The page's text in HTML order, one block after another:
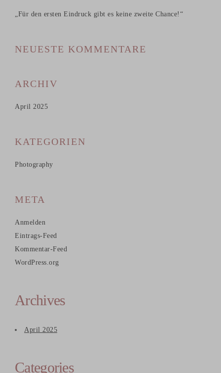
„Für den ersten Eindruck gibt es keine zweite Chance!“
NEUESTE KOMMENTARE
ARCHIV
April 2025
KATEGORIEN
Photography
META
Anmelden
Eintrags-Feed
Kommentar-Feed
WordPress.org
Archives
April 2025
Categories